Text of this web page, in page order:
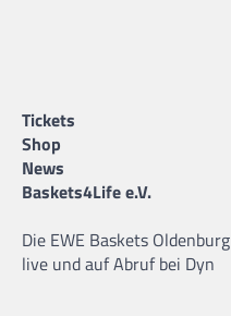
Tickets
Shop
News
Baskets4Life e.V.
Die EWE Baskets Oldenburg
live und auf Abruf bei Dyn